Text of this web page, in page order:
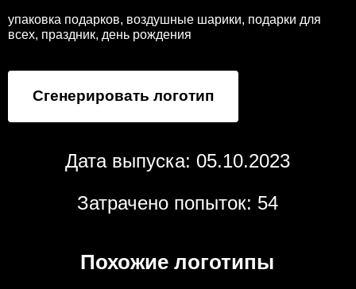
упаковка подарков, воздушные шарики, подарки для
всех, праздник, день рождения
Сгенерировать логотип
Дата выпуска: 05.10.2023
Затрачено попыток: 54
Похожие логотипы